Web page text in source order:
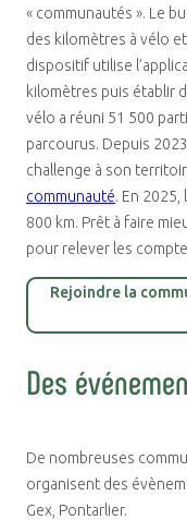
« communautés ». Le
des kilomètres à vélo
dispositif utilise
kilomètres puis établir
vélo a réuni 51 500
parcourus. Depuis
challenge à son
communauté. En
800 km. Prêt à faire
pour relever les
Rejoindre la
Des
De nombreuses
organisent des
Gex, Pontarlier.